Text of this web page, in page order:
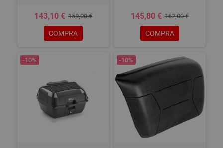
143,10 € 159,00 €
COMPRA
145,80 € 162,00 €
COMPRA
-10% -10%